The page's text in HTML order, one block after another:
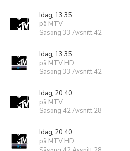
Idag, 13:35
på MTV
Säsong 33 Avsnitt 42
Idag, 13:35
på MTV HD
Säsong 33 Avsnitt 42
Idag, 20:40
på MTV
Säsong 42 Avsnitt 28
Idag, 20:40
på MTV HD